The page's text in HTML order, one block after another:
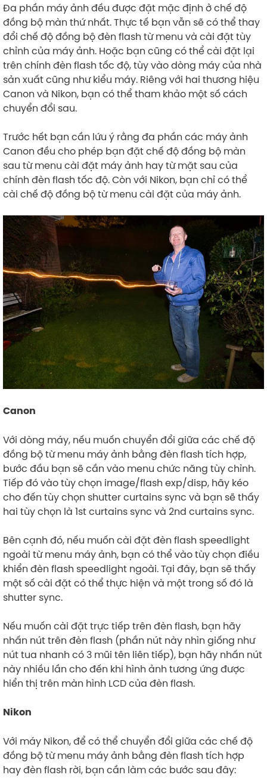
Đa phần máy ảnh đều được đặt mặc định ở chế độ
đồng bộ màn thứ nhất. Thực tế bạn vẫn sẽ có thể thay
đổi chế độ đồng bộ đèn flash từ menu và cài đặt tùy
chỉnh của máy ảnh. Hoặc bạn cũng có thể cài đặt lại
trên chính đèn flash tốc độ, tùy vào dòng máy của nhà
sản xuất cũng như kiểu máy. Riêng với hai thương hiệu
Canon và Nikon, bạn có thể tham khảo một số cách
chuyển đổi sau.
Trước hết bạn cần lứu ý rằng đa phần các máy ảnh
Canon đều cho phép bạn đặt chế độ đồng bộ màn
sau từ menu cài đặt máy ảnh hay từ mặt sau của
chính đèn flash tốc độ. Còn với Nikon, bạn chỉ có thể
cài chế độ đồng bộ từ menu cài đặt của máy ảnh.
Canon
Với dòng máy, nếu muốn chuyển đổi giữa các chế độ
đồng bộ từ menu máy ảnh bằng đèn flash tích hợp,
bước đầu bạn sẽ cần vào menu chức năng tùy chỉnh.
Tiếp đó vào tùy chọn image/flash exp/disp, hãy kéo
cho đến tùy chọn shutter curtains sync và bạn sẽ thấy
hai tùy chọn là 1st curtains sync và 2nd curtains sync.
Bên cạnh đó, nếu muốn cài đặt đèn flash speedlight
ngoài từ menu máy ảnh, bạn có thể vào tùy chọn điều
khiển đèn flash speedlight ngoài. Tại đây, bạn sẽ thấy
một số cài đặt có thể thực hiện và một trong số đó là
shutter sync.
Nếu muốn cài đặt trực tiếp trên đèn flash, bạn hãy
nhấn nút trên đèn flash (phần nút này nhìn giống như
nút tua nhanh có 3 mũi tên liên tiếp), bạn hãy nhấn nút
này nhiều lần cho đến khi hình ảnh tương ứng được
hiển thị trên màn hình LCD của đèn flash.
Nikon
Với máy Nikon, để có thể chuyển đổi giữa các chế độ
đồng bộ từ menu máy ảnh bằng đèn flash tích hợp
hay đèn flash rời, bạn cần làm các bước sau đây: